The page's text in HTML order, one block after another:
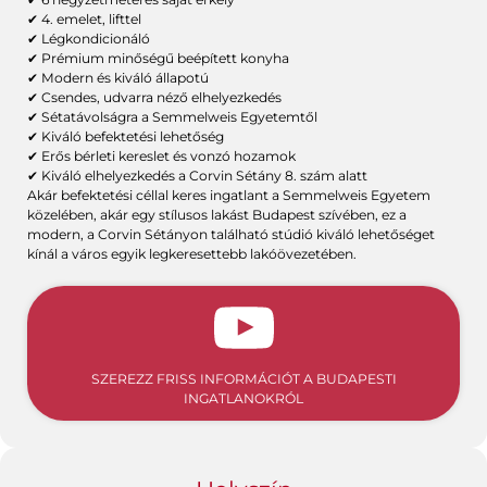
✔ 4. emelet, lifttel
✔ Légkondicionáló
✔ Prémium minőségű beépített konyha
✔ Modern és kiváló állapotú
✔ Csendes, udvarra néző elhelyezkedés
✔ Sétatávolságra a Semmelweis Egyetemtől
✔ Kiváló befektetési lehetőség
✔ Erős bérleti kereslet és vonzó hozamok
✔ Kiváló elhelyezkedés a Corvin Sétány 8. szám alatt
Akár befektetési céllal keres ingatlant a Semmelweis Egyetem
közelében, akár egy stílusos lakást Budapest szívében, ez a
modern, a Corvin Sétányon található stúdió kiváló lehetőséget
kínál a város egyik legkeresettebb lakóövezetében.
SZEREZZ FRISS INFORMÁCIÓT A BUDAPESTI
INGATLANOKRÓL